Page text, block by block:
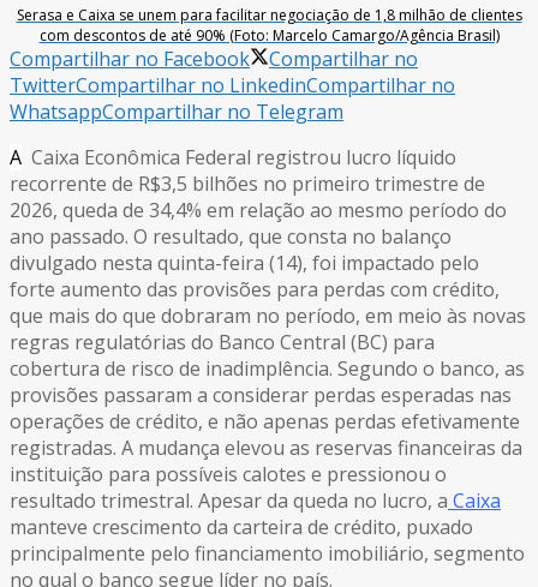
Serasa e Caixa se unem para facilitar negociação de 1,8 milhão de clientes
com descontos de até 90% (Foto: Marcelo Camargo/Agência Brasil)
Compartilhar no Facebook
Compartilhar no
TwitterCompartilhar no LinkedinCompartilhar no
WhatsappCompartilhar no Telegram
A Caixa Econômica Federal registrou lucro líquido
recorrente de R$3,5 bilhões no primeiro trimestre de
2026, queda de 34,4% em relação ao mesmo período do
ano passado. O resultado, que consta no balanço
divulgado nesta quinta-feira (14), foi impactado pelo
forte aumento das provisões para perdas com crédito,
que mais do que dobraram no período, em meio às novas
regras regulatórias do Banco Central (BC) para
cobertura de risco de inadimplência. Segundo o banco, as
provisões passaram a considerar perdas esperadas nas
operações de crédito, e não apenas perdas efetivamente
registradas. A mudança elevou as reservas financeiras da
instituição para possíveis calotes e pressionou o
resultado trimestral. Apesar da queda no lucro, a Caixa
manteve crescimento da carteira de crédito, puxado
principalmente pelo financiamento imobiliário, segmento
no qual o banco segue líder no país.